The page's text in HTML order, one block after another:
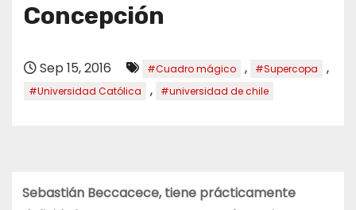
Concepción
Sep 15, 2016 #Cuadro mágico , #Supercopa ,
#Universidad Católica , #universidad de chile
Sebastián Beccacece, tiene prácticamente